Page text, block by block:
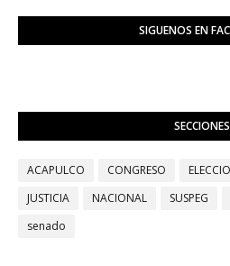
SIGUENOS EN
SECCIONES
ACAPULCO CONGRESO
JUSTICIA
NACIONAL SUSPEG
senado